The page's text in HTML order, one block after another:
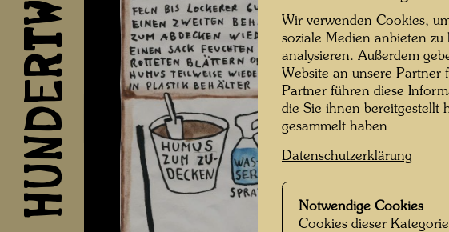
Wir verwenden Cookies,
soziale Medien anbieten
analysieren. Außerdem
Website an unsere Partner
Partner führen diese
die Sie ihnen bereitgestellt
gesammelt haben
Datenschutzerklärung
Notwendige Cookies
Cookies dieser